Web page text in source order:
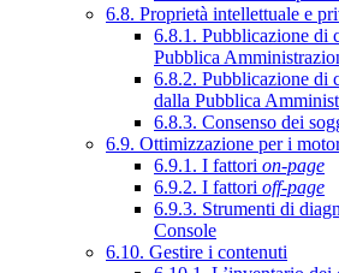
6.8. Proprietà intellettuale e
6.8.1. Pubblicazione di
Pubblica
6.8.2. Pubblicazione di
dalla Pubblica
6.8.3. Consenso dei
6.9. Ottimizzazione per i
6.9.1. I fattori on-page
6.9.2. I fattori off-page
6.9.3. Strumenti di
Console
6.10. Gestire i contenuti